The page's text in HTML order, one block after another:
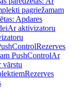
pagriežamam
Apdares
Ar aktivizatoru
Rezerves
PushControlAr
vārstu
Rezerves